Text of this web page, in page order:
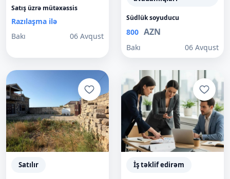
Satış üzrə mütəxəssis
Razılaşma ilə
Bakı
06 Avqust
Südlük soyuducu
800 AZN
Bakı 06 Avqust
Satılır İş təklif edirəm